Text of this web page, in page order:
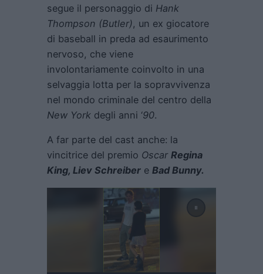
segue il personaggio di Hank
Thompson (Butler), un ex giocatore
di baseball in preda ad esaurimento
nervoso, che viene
involontariamente coinvolto in una
selvaggia lotta per la sopravvivenza
nel mondo criminale del centro della
New York degli anni ‘90.
A far parte del cast anche: la
vincitrice del premio Oscar Regina
King, Liev Schreiber e Bad Bunny.